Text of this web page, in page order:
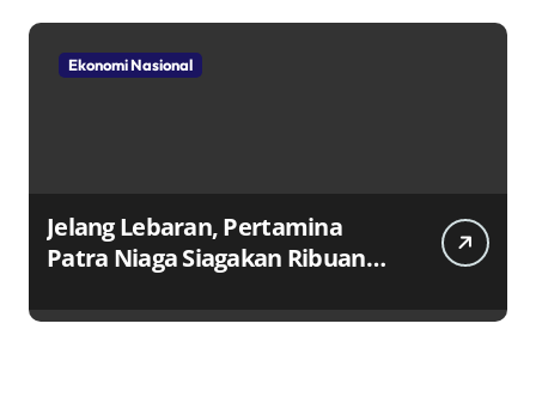
Ekonomi Nasional
Jelang Lebaran, Pertamina
Patra Niaga Siagakan Ribuan